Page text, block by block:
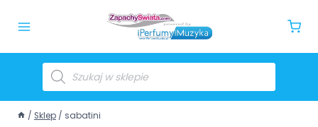
/ Sklep / sabatini